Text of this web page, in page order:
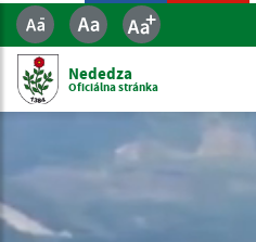
Nededza
Oficiálna stránka